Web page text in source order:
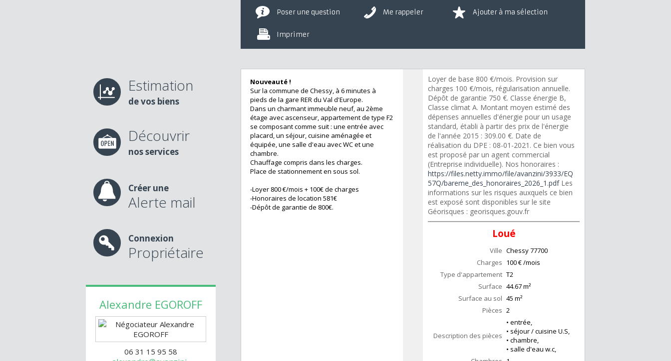
Estimation
de vos biens
Découvrir
nos services
Créer une
Alerte mail
Connexion
Propriétaire
Alexandre EGOROFF
06 31 15 95 58
Poser une question Me rappeler Ajouter à ma sélection
Imprimer
Nouveauté !
Sur la commune de Chessy, à 6 minutes à
pieds de la gare RER du Val d'Europe.
Dans un charmant immeuble neuf, au 2ème
étage avec ascenseur, appartement de type F2
se composant comme suit : une entrée avec
placard, un séjour, cuisine aménagée et
équipée, une salle d'eau avec WC et une
chambre.
Chauffage compris dans les charges.
Place de stationnement en sous sol.
-Loyer 800 €/mois + 100€ de charges
-Honoraires de location 581€
-Dépôt de garantie de 800€.
Loyer de base 800 €/mois. Provision sur
charges 100 €/mois, régularisation annuelle.
Dépôt de garantie 750 €. Classe énergie B,
Classe climat A. Montant moyen estimé des
dépenses annuelles d'énergie pour un usage
standard, établi à partir des prix de l'énergie
de l'année 2015 : 309.00 €. Date de
réalisation du DPE : 08-01-2021. Ce bien vous
est proposé par un agent commercial
(Entreprise individuelle). Nos honoraires :
https://files.netty.immo/file/avanzini/3933/EQ
57Q/bareme_des_honoraires_2026_1.pdfLes
informations sur les risques auxquels ce bien
est exposé sont disponibles sur le site
Géorisques : georisques.gouv.fr
Loué
Ville Chessy77700
Charges 100 € /mois
Type d'appartement T2
Surface 44.67m²
Surface au sol 45 m²
Pièces 2
Description des pièces
• entrée,
• séjour / cuisine U.S,
• chambre,
• salle d'eau w.c,